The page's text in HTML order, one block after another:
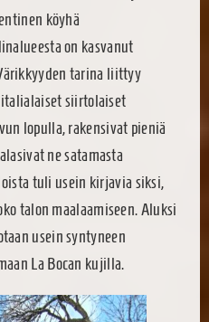
köyhä
on kasvanut
tarina liittyy
siirtolaiset
lopulla, rakensivat pieniä
ne satamasta
tuli usein kirjavia siksi,
talon maalaamiseen. Aluksi
usein syntyneen
La Bocan kujilla.